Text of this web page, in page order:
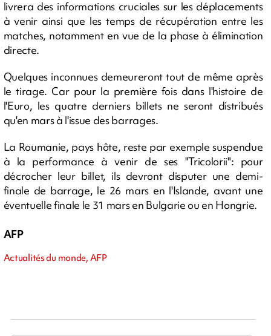
livrera des informations cruciales sur les déplacements
à venir ainsi que les temps de récupération entre les
matches, notamment en vue de la phase à élimination
directe.
Quelques inconnues demeureront tout de même après
le tirage. Car pour la première fois dans l'histoire de
l'Euro, les quatre derniers billets ne seront distribués
qu'en mars à l'issue des barrages.
La Roumanie, pays hôte, reste par exemple suspendue
à la performance à venir de ses "Tricolorii": pour
décrocher leur billet, ils devront disputer une demi-
finale de barrage, le 26 mars en l'Islande, avant une
éventuelle finale le 31 mars en Bulgarie ou en Hongrie.
AFP
Actualités du monde, AFP